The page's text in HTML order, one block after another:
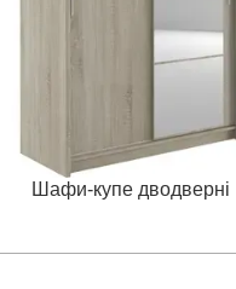
Шафи-купе дводверні